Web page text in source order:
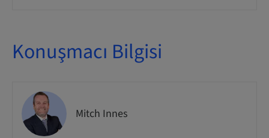
Konuşmacı Bilgisi
Mitch Innes